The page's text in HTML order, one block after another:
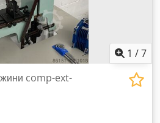
1 /7
comp-ext-